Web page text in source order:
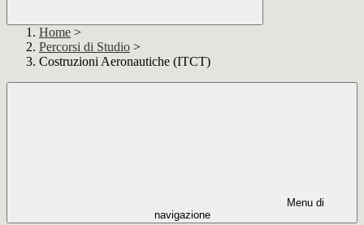
Home >
Percorsi di Studio >
Costruzioni Aeronautiche (ITCT)
Menu di
navigazione